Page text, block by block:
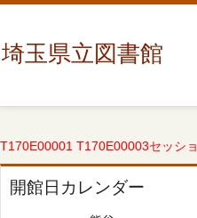
埼玉県立図書館
T170E00001 T170E00003セッシ
開館日カレンダー